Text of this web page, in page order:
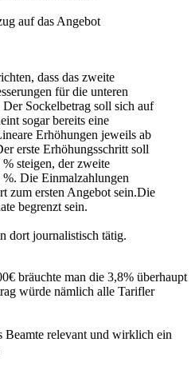
auf das Angebot
dass das zweite
für die unteren
Sockelbetrag soll sich auf
sogar bereits eine
Erhöhungen jeweils ab
erste Erhöhungsschritt soll
steigen, der zweite
Die Einmalzahlungen
zum ersten Angebot sein.Die
begrenzt sein.
dort journalistisch tätig.
bräuchte man die 3,8% überhaupt
würde nämlich alle Tarifler
Beamte relevant und wirklich ein